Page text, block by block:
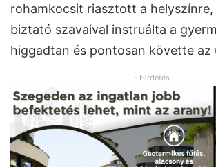
rohamkocsit riasztott a
biztató szavaival instruálta a
higgadtan és pontosan követte az
- Hirdetés -